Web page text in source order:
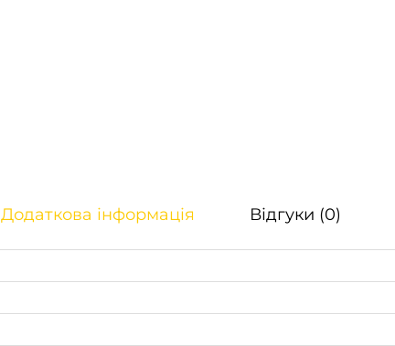
Додаткова інформація Відгуки (0)